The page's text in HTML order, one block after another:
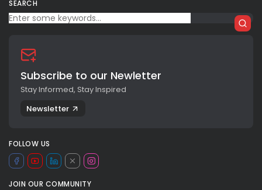
SEARCH
Subscribe to our Newletter
Stay Informed, Stay Inspired
Newsletter
FOLLOW US
JOIN OUR COMMUNITY